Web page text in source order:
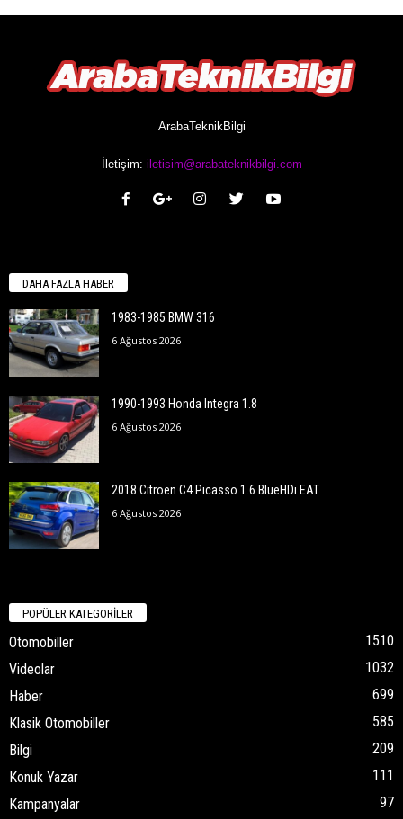
ArabaTeknikBilgi
İletişim: iletisim@arabateknikbilgi.com
DAHA FAZLA HABER
1983-1985 BMW 316
6 Ağustos 2026
1990-1993 Honda Integra 1.8
6 Ağustos 2026
2018 Citroen C4 Picasso 1.6 BlueHDi EAT
6 Ağustos 2026
POPÜLER KATEGORİLER
Otomobiller
1510
Videolar
1032
Haber
699
Klasik Otomobiller
585
Bilgi
209
Konuk Yazar
111
Kampanyalar
97